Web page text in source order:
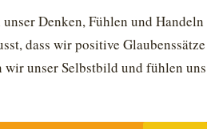
Denken, Fühlen und Handeln
dass wir positive Glaubenssätze
wir unser Selbstbild und fühlen uns